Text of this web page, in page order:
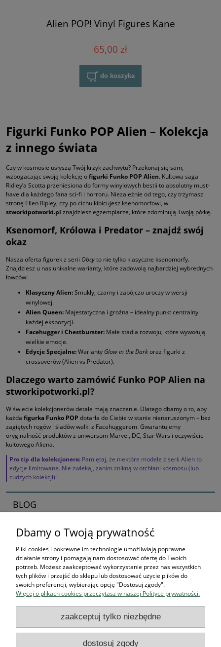
Alien POP! Vinyl Figures Kane
65,00 zł
do koszyka
Figurki Funko POP Alien – Kolekcja
z innego świata
Czy w kosmosie usłyszą Twój krzyk zachwytu? Przekonaj się sam,
wzbogacając swoją kolekcję ofigurki Funko POP Alien. Kultowa saga
Ridley’a Scotta przeniesiona do formy winylowych bestii to absolutny must-
have dla każdego fana sci-fi i horroru. Niezależnie od tego, czy trzymasz
stronę Ellen Ripley, czy po cichu kibicujesz ksenomorfowi, w
stworkipotworki.pl znajdziesz egzemplarze, które zdominują Twoją półkę.
Ksenomorf, Królowa i Predator – znajdź swój
okaz
Nasza oferta figurek z serii Obcyto nie tylko klasyczne ksenomorfy.
Znajdziesz u nas unikalne warianty, które zadowolą najbardziej wybrednych
łowców:
Klasyczny Alien:Smukły, czarny i zabójczo uroczy w wersji
winylowej.
Alien Queen: Majestatyczna i groźna – idealny punkt centralny
każdej ekspozycji.
Facehugger i Chestburster: Małe stadia rozwoju, które wywołują
wielkie emocje.
Edycje Specjalne:Warianty Glow in the Darkoraz figurki z
crossoverów (Alien vs Predator).
Dlaczego warto zamówić Funko POP Alien na
stworkipotworki.pl?
W świecie kolekcjonerów detale mają znaczenie. Dlatego dbamy o to, aby
każda figurka Funko POP dotarła do Ciebie w stanie nienaruszonym – bez
zagiętych rogów i śladów walki z Facehuggerem. Gwarantujemy
oryginalność produktów z uniwersum Marvel, DC, Star Wars i oczywiście
kultowego Aliena.
Pro tip dla kolekcjonera: Pamiętaj, że niektóre modele z serii Alien to
edycje limitowane. Nie zwlekaj, zanim znikną w otchłani kosmosu (lub
cudzych kolekcji)!
BLOG
Zaczynamy kolekcjonerska przygodę
16-04-2026 , Stworek
Jak zacząć kolekcjonować
figurki? Przewodnik dla
przyszłych bohaterów
Dbamy o Twoją prywatność
Pliki cookies i pokrewne im technologie umożliwiają poprawne
działanie strony i pomagają nam dostosować ofertę do Twoich
potrzeb. Możesz zaakceptować wykorzystanie przez nas wszystkich
tych plików i przejść do sklepu lub dostosować użycie plików do
swoich preferencji, wybierając opcję "Dostosuj zgody".
Więcej o plikach cookies przeczytasz w naszej Polityce prywatności.
zaakceptuj tylko niezbędne
dostosuj zgody